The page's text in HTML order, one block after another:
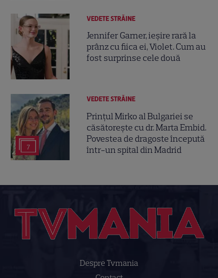
VEDETE STRĂINE
Jennifer Garner, ieșire rară la
prânz cu fiica ei, Violet. Cum au
fost surprinse cele două
7
VEDETE STRĂINE
Prințul Mirko al Bulgariei se
căsătorește cu dr. Marta Embid.
Povestea de dragoste începută
într-un spital din Madrid
Despre Tvmania